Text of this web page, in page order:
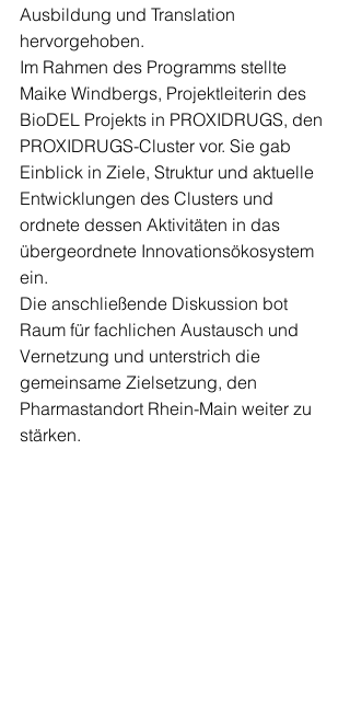
Ausbildung und Translation
hervorgehoben.
Im Rahmen des Programms stellte
Maike Windbergs, Projektleiterin des
BioDEL Projekts in PROXIDRUGS, den
PROXIDRUGS-Cluster vor. Sie gab
Einblick in Ziele, Struktur und aktuelle
Entwicklungen des Clusters und
ordnete dessen Aktivitäten in das
übergeordnete Innovationsökosystem
ein.
Die anschließende Diskussion bot
Raum für fachlichen Austausch und
Vernetzung und unterstrich die
gemeinsame Zielsetzung, den
Pharmastandort Rhein-Main weiter zu
stärken.